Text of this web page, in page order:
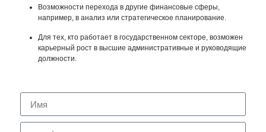
Возможности перехода в другие финансовые сферы,
например, в анализ или стратегическое планирование.
Для тех, кто работает в государственном секторе, возможен
карьерный рост в высшие административные и руководящие
должности.